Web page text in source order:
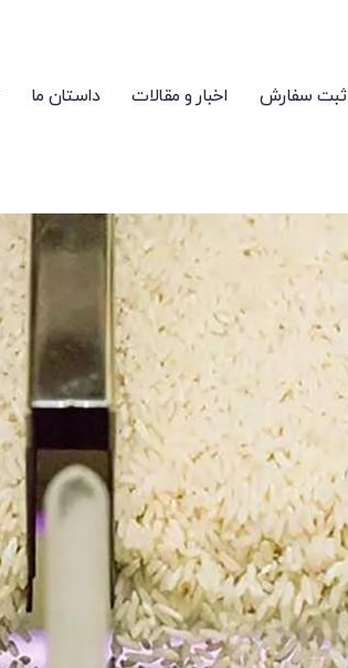
ثبت سفارش اخبار و مقالات داستان ما